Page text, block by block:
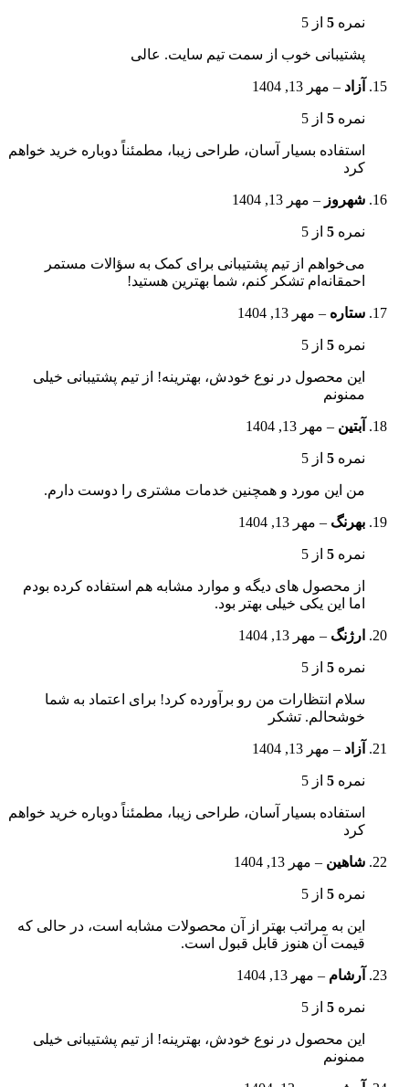
نمره 5 از 5
پشتیبانی خوب از سمت تیم سایت. عالی
آزاد – مهر 13, 1404
نمره 5 از 5
استفاده بسیار آسان، طراحی زیبا، مطمئناً دوباره خرید خواهم
کرد
شهروز – مهر 13, 1404
نمره 5 از 5
می‌خواهم از تیم پشتیبانی برای کمک به سؤالات مستمر
احمقانه‌ام تشکر کنم، شما بهترین هستید!
ستاره – مهر 13, 1404
نمره 5 از 5
این محصول در نوع خودش، بهترینه! از تیم پشتیبانی خیلی
ممنونم
آبتین – مهر 13, 1404
نمره 5 از 5
من این مورد و همچنین خدمات مشتری را دوست دارم.
بهرنگ – مهر 13, 1404
نمره 5 از 5
از محصول های دیگه و موارد مشابه هم استفاده کرده بودم
اما این یکی خیلی بهتر بود.
ارژنگ – مهر 13, 1404
نمره 5 از 5
سلام انتظارات من رو برآورده کرد! برای اعتماد به شما
خوشحالم. تشکر
آزاد – مهر 13, 1404
نمره 5 از 5
استفاده بسیار آسان، طراحی زیبا، مطمئناً دوباره خرید خواهم
کرد
شاهین – مهر 13, 1404
نمره 5 از 5
این به مراتب بهتر از آن محصولات مشابه است، در حالی که
قیمت آن هنوز قابل قبول است.
آرشام – مهر 13, 1404
نمره 5 از 5
این محصول در نوع خودش، بهترینه! از تیم پشتیبانی خیلی
ممنونم